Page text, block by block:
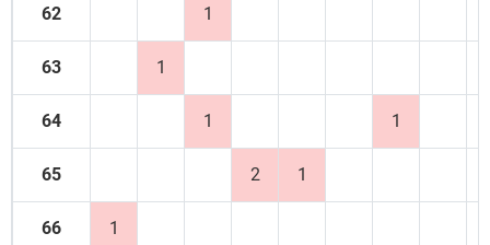
62 1
63 1
64 1 1
65 2 1
66 1